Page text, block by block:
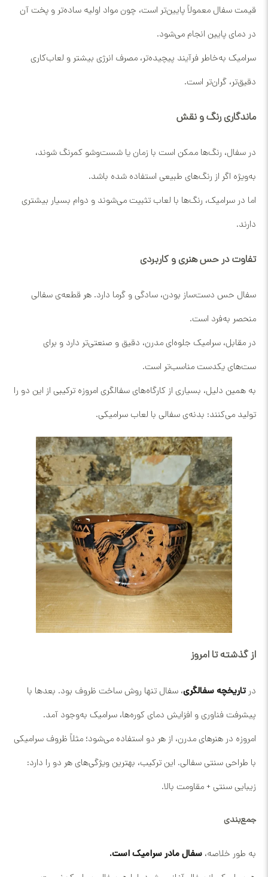
قیمت سفال معمولاً پایین‌تر است، چون مواد اولیه ساده‌تر و پخت آن
در دمای پایین انجام می‌شود.
سرامیک به‌خاطر فرآیند پیچیده‌تر، مصرف انرژی بیشتر و لعاب‌کاری
دقیق‌تر، گران‌تر است.
ماندگاری رنگ و نقش
در سفال، رنگ‌ها ممکن است با زمان یا شست‌وشو کمرنگ شوند،
به‌ویژه اگر از رنگ‌های طبیعی استفاده شده باشد.
اما در سرامیک، رنگ‌ها با لعاب تثبیت می‌شوند و دوام بسیار بیشتری
دارند.
تفاوت در حس هنری و کاربردی
سفال حس دست‌ساز بودن، سادگی و گرما دارد. هر قطعه‌ی سفالی
منحصر به‌فرد است.
در مقابل، سرامیک جلوه‌ای مدرن، دقیق و صنعتی‌تر دارد و برای
ست‌های یکدست مناسب‌تر است.
به همین دلیل، بسیاری از کارگاه‌های سفالگری امروزه ترکیبی از این دو را
تولید می‌کنند: بدنه‌ی سفالی با لعاب سرامیکی.
از گذشته تا امروز
درتاریخچه سفالگری، سفال تنها روش ساخت ظروف بود. بعدها با
پیشرفت فناوری و افزایش دمای کوره‌ها، سرامیک به‌وجود آمد.
امروزه در هنرهای مدرن، از هر دو استفاده می‌شود؛ مثلاً ظروف سرامیکی
با طراحی سنتی سفالی. این ترکیب، بهترین ویژگی‌های هر دو را دارد:
زیبایی سنتی + مقاومت بالا.
جمع‌بندی
به طور خلاصه،سفال مادر سرامیک است.